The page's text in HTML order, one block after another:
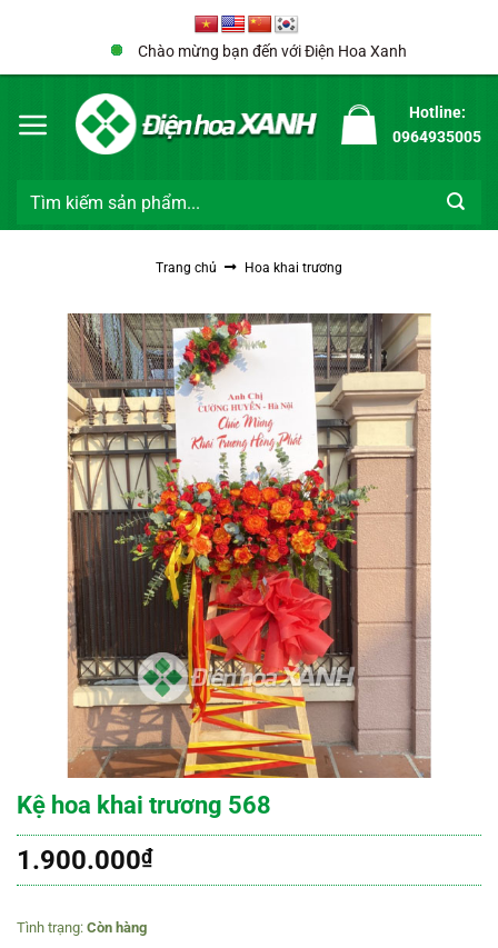
Chào mừng bạn đến với Điện Hoa Xanh
Hotline:
0964935005
Tìm
Trang chủ Hoa khai trương
Kệ hoa khai trương 568
1.900.000₫
Còn hàng